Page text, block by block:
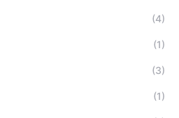
(4)
(1)
(3)
(1)